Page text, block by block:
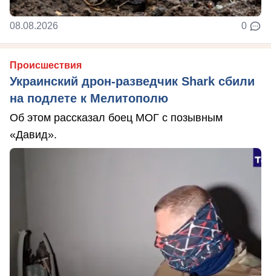
08.08.2026 0
Происшествия
Украинский дрон-разведчик Shark сбили
на подлете к Мелитополю
Об этом рассказал боец МОГ с позывным
«Давид».